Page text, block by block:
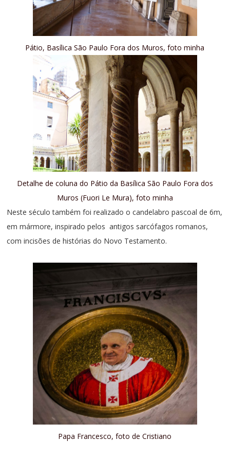
Pátio, Basílica São Paulo Fora dos Muros, foto minha
Detalhe de coluna do Pátio da Basílica São Paulo Fora dos
Muros (Fuori Le Mura), foto minha
Neste século também foi realizado o candelabro pascoal de 6m,
em mármore, inspirado pelos antigos sarcófagos romanos,
com incisões de histórias do Novo Testamento.
Papa Francesco, foto de Cristiano